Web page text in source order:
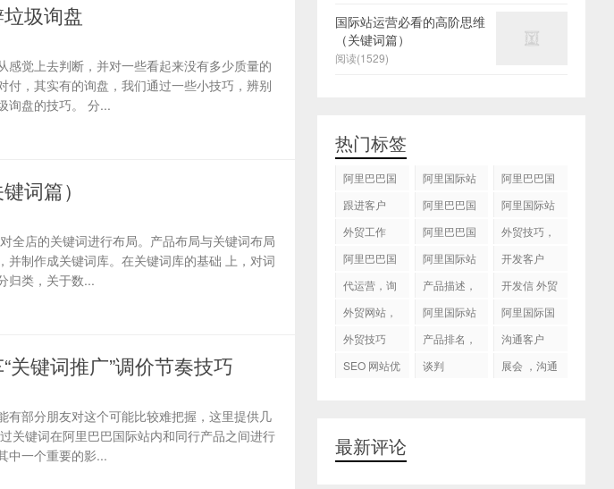
圾询盘
觉上去判断，并对一些看起来没有多少质量的
，其实有的询盘，我们通过一些小技巧，辨别
询盘的技巧。 分...
词篇）
全店的关键词进行布局。产品布局与关键词布局
制作成关键词库。在关键词库的基础 上，对词
归类，关于数...
键词推广”调价节奏技巧
有部分朋友对这个可能比较难把握，这里提供几
关键词在阿里巴巴国际站内和同行产品之间进行
中一个重要的影...
国际站运营必看的高阶思维
（关键词篇）
阅读(1529)
热门标签
阿里巴巴国
阿里国际站
国际站托管
服务，阿里
服务
阿里巴巴国
跟进客户
阿里巴巴国
阿里国际站
外贸工作
阿里巴巴国
作
外贸技巧，
阿里巴巴国
化
阿里国际站
开发客户
代运营，询
产品描述，
开发信 外贸
外贸网站，
阿里国际站
阿里国际国
外贸技巧
产品排名，
沟通客户
SEO 网站优
谈判
展会 ，沟通
最新评论